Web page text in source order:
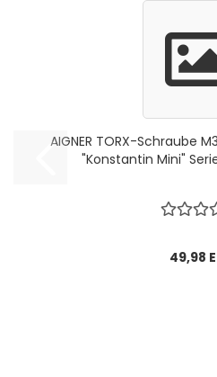
AIGNER TORX-Schraube
"Konstantin Mini"
49,98